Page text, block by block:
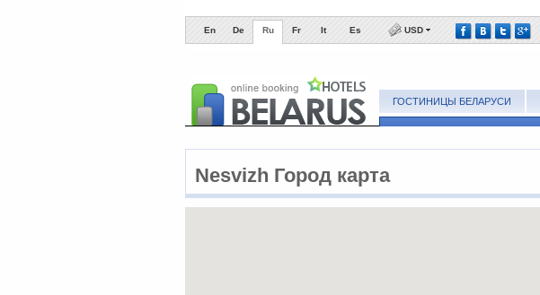
En De Ru Fr It Es USD
ГОСТИНИЦЫ БЕЛАРУСИ
Nesvizh Город карта